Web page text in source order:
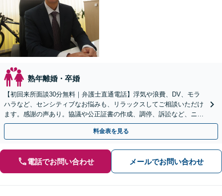
熟年離婚・卒婚
【初回来所面談30分無料｜弁護士直通電話】浮気や浪費、DV、モラ
ハラなど、センシティブなお悩みも、リラックスしてご相談いただけ
ます。感謝の声あり。協議や公正証書の作成、調停、訴訟など、ニー
ズに応じた解決をご一緒に考えます【駐車場あり】
料金表を見る
電話でお問い合わせ メールでお問い合わせ